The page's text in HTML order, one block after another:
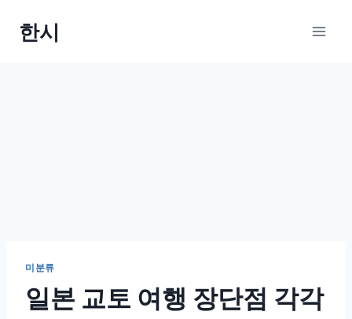
한시
미분류
일본 교토 여행 장단점 각각